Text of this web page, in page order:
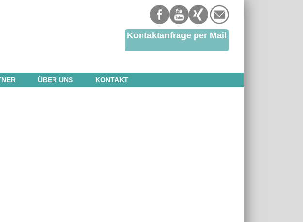
Kontaktanfrage per Mail
ÜBER UNS KONTAKT